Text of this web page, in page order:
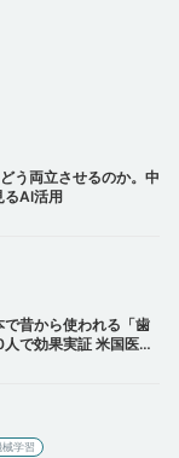
う両立させるのか。中
るAI活用
昔から使われる「歯
で効果実証 米国医学
械学習